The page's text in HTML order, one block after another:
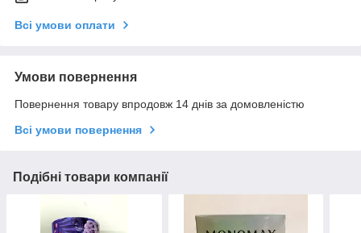
Всі умови оплати
Умови повернення
Повернення товару впродовж 14 днів за домовленістю
Всі умови повернення
Подібні товари компанії